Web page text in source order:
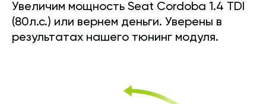
Увеличим мощность Seat Cordoba 1.4 TDI
(80л.с.) или вернем деньги. Уверены в
результатах нашего тюнинг модуля.